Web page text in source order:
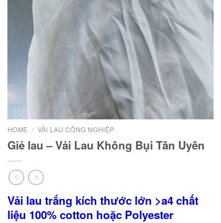
HOME / VẢI LAU CÔNG NGHIỆP
Giẻ lau – Vải Lau Không Bụi Tân Uyên
Vải lau trắng kích thước lớn >a4 chất
liệu 100% cotton hoặc Polyester